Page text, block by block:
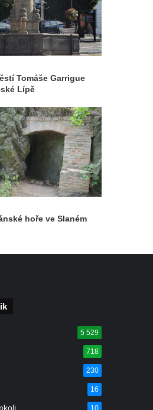
Tomáše Garrigue
Lípě
hoře ve Slaném
5 529
718
230
16
10